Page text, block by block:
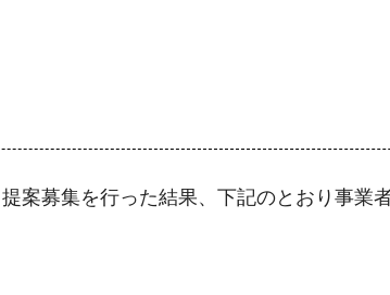
案募集を行った結果、下記のとおり事業